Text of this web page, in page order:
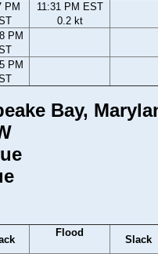
PM
11:31 PM EST
0.2 kt
PM
PM
Bay,
Flood
Slack